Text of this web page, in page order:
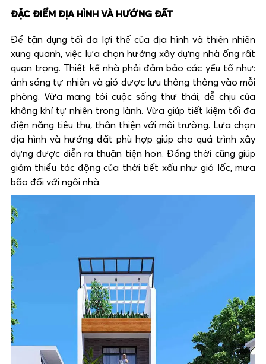
ĐẶC ĐIỂM ĐỊA HÌNH VÀ HƯỚNG ĐẤT
Để tận dụng tối đa lợi thế của địa hình và thiên nhiên
xung quanh, việc lựa chọn hướng xây dựng nhà ống rất
quan trọng. Thiết kế nhà phải đảm bảo các yếu tố như:
ánh sáng tự nhiên và gió được lưu thông thông vào mỗi
phòng. Vừa mang tới cuộc sống thư thái, dễ chịu của
không khí tự nhiên trong lành. Vừa giúp tiết kiệm tối đa
điện năng tiêu thụ, thân thiện với môi trường. Lựa chọn
địa hình và hướng đất phù hợp giúp cho quá trình xây
dựng được diễn ra thuận tiện hơn. Đồng thời cũng giúp
giảm thiểu tác động của thời tiết xấu như gió lốc, mưa
bão đối với ngôi nhà.